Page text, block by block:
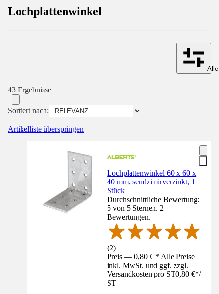
Lochplattenwinkel
43 Ergebnisse
Sortiert nach:
Artikelliste überspringen
Lochplattenwinkel 60 x 60 x
40 mm, sendzimirverzinkt, 1
Stück
Durchschnittliche Bewertung:
5 von 5 Sternen. 2
Bewertungen.
(2)
Preis — 0,80 € * Alle Preise
inkl. MwSt. und ggf. zzgl.
Versandkosten pro ST0,80 €*/
ST